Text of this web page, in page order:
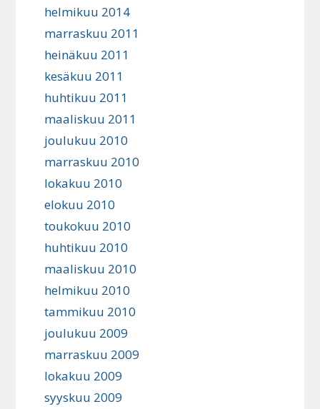
helmikuu 2014
marraskuu 2011
heinäkuu 2011
kesäkuu 2011
huhtikuu 2011
maaliskuu 2011
joulukuu 2010
marraskuu 2010
lokakuu 2010
elokuu 2010
toukokuu 2010
huhtikuu 2010
maaliskuu 2010
helmikuu 2010
tammikuu 2010
joulukuu 2009
marraskuu 2009
lokakuu 2009
syyskuu 2009